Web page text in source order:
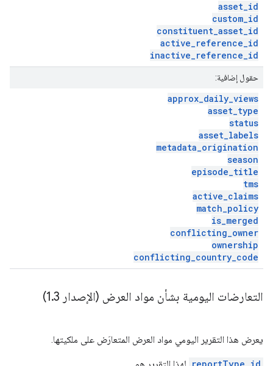
asset_id
custom_id
constituent_asset_id
active_reference_id
inactive_reference_id
حقول إضافية:
approx_daily_views
asset_type
status
asset_labels
metadata_origination
season
episode_title
tms
active_claims
match_policy
is_merged
conflicting_owner
ownership
conflicting_country_code
التعارضات اليومية بشأن مواد العرض (الإصدار 1 .3)
يعرض هذا التقرير اليومي مواد العرض المتعارَض على ملكيتها.